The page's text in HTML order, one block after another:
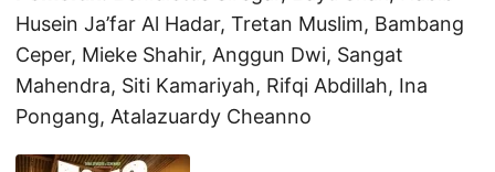
Husein Ja’far Al Hadar, Tretan Muslim, Bambang
Ceper, Mieke Shahir, Anggun Dwi, Sangat
Mahendra, Siti Kamariyah, Rifqi Abdillah, Ina
Pongang, Atalazuardy Cheanno